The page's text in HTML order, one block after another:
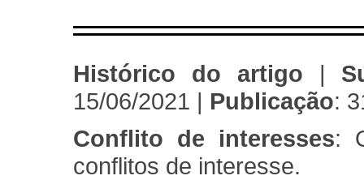
Histórico do artigo |
15/06/2021 | Publicação:
Conflito de interesses:
conflitos de interesse.